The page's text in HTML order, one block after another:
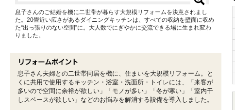
息子さんのご結婚を機に二世帯が暮らす大規模リフォームを決意されまし
た。20畳近い広さがあるダイニングキッチンは、すべての収納を壁面に収め
た“出っ張りのない空間”に。大人数でにぎやかに交流できる場に生まれ変わ
りました。
息子さん夫婦との二世帯同居を機に、住まいを大規模リフォーム。と
くに共用で使用するキッチン・浴室・洗面所・トイレには、「来客が
多いので空間に余裕が欲しい」「モノが多い」「冬が寒い」「室内干
しスペースが欲しい」などのお悩みを解消する設備を導入しました。